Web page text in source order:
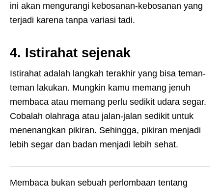
ini akan mengurangi kebosanan-kebosanan yang
terjadi karena tanpa variasi tadi.
4. Istirahat sejenak
Istirahat adalah langkah terakhir yang bisa teman-
teman lakukan. Mungkin kamu memang jenuh
membaca atau memang perlu sedikit udara segar.
Cobalah olahraga atau jalan-jalan sedikit untuk
menenangkan pikiran. Sehingga, pikiran menjadi
lebih segar dan badan menjadi lebih sehat.
Membaca bukan sebuah perlombaan tentang